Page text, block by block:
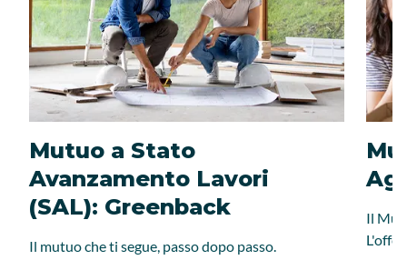
Mutuo a Stato
Avanzamento Lavori
(SAL): Greenback
Il mutuo che ti segue, passo dopo passo.
Il